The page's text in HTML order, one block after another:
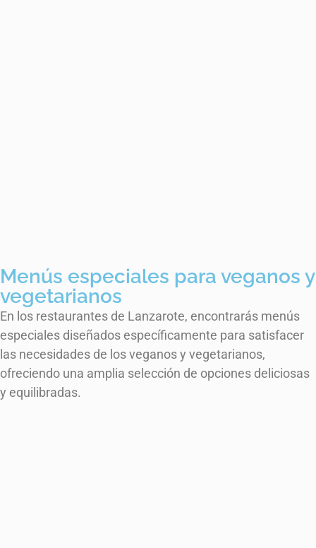
Menús especiales para veganos y
vegetarianos
En los restaurantes de Lanzarote, encontrarás menús
especiales diseñados específicamente para satisfacer
las necesidades de los veganos y vegetarianos,
ofreciendo una amplia selección de opciones deliciosas
y equilibradas.